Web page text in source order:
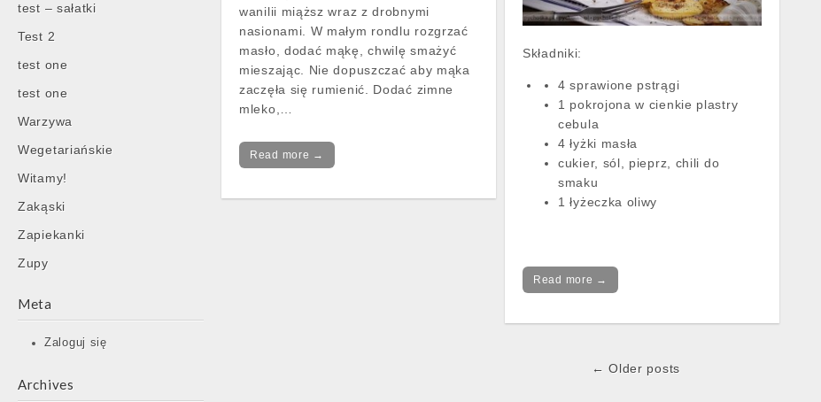
test – sałatki
Test 2
test one
test one
Warzywa
Wegetariańskie
Witamy!
Zakąski
Zapiekanki
Zupy
Meta
Zaloguj się
Archives
Składniki:
4 sprawione pstrągi
1 pokrojona w cienkie plastry
cebula
4 łyżki masła
cukier, sól, pieprz, chili do
smaku
1 łyżeczka oliwy
Read more →
wanilii miąższ wraz z drobnymi
nasionami. W małym rondlu rozgrzać
masło, dodać mąkę, chwilę smażyć
mieszając. Nie dopuszczać aby mąka
zaczęła się rumienić. Dodać zimne
mleko,…
Read more →
← Older posts